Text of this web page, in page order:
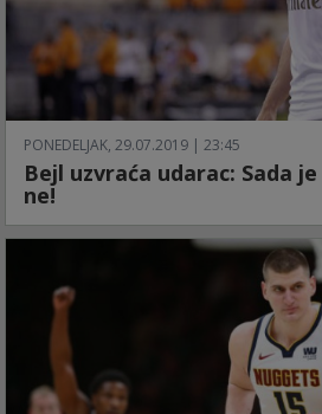
PONEDELJAK, 29.07.2019 | 23:45
Bejl uzvraća udarac: Sada
ne!